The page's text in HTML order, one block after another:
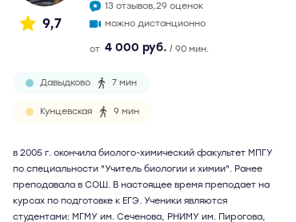
9,7
13 отзывов,29 оценок
можно дистанционно
от 4 000 руб. / 90 мин.
Давыдково 7 мин
Кунцевская 9 мин
в 2005 г. окончила биолого-химический факультет МПГУ
по специальности "Учитель биологии и химии". Ранее
преподавала в СОШ. В настоящее время преподает на
курсах по подготовке к ЕГЭ. Ученики являются
студентами: МГМУ им. Сеченова, РНИМУ им. Пирогова,